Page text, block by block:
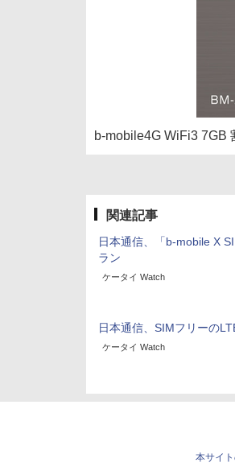
b-mobile4G WiFi3 7GB
関連記事
日本通信、「b-mobile X
ラン
ケータイ Watch
日本通信、SIMフリーの
ケータイ Watch
本サイ